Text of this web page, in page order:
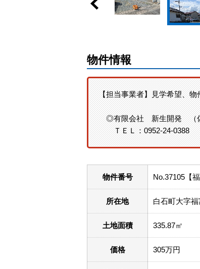
物件情報
【担当事業者】見学希望、
◎有限会社 新生開発 （佐
ＴＥＬ：0952-24-0388
物件番号 No.37105【
所在地 白石町大字
土地面積 335.87㎡
価格 305万円